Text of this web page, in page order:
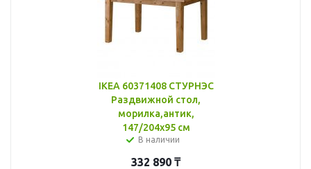
IKEA 60371408 СТУРНЭС
Раздвижной стол,
морилка,антик,
147/204x95 см
В наличии
332 890 ₸